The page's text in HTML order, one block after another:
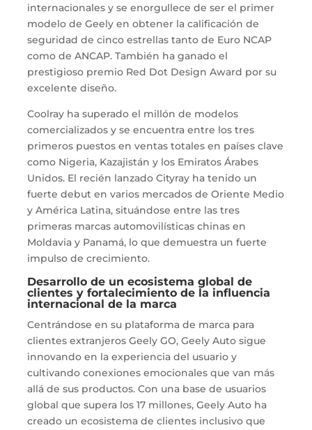
internacionales y se enorgullece de ser el primer
modelo de Geely en obtener la calificación de
seguridad de cinco estrellas tanto de Euro NCAP
como de ANCAP. También ha ganado el
prestigioso premio Red Dot Design Award por su
excelente diseño.
Coolray ha superado el millón de modelos
comercializados y se encuentra entre los tres
primeros puestos en ventas totales en países clave
como Nigeria, Kazajistán y los Emiratos Árabes
Unidos. El recién lanzado Cityray ha tenido un
fuerte debut en varios mercados de Oriente Medio
y América Latina, situándose entre las tres
primeras marcas automovilísticas chinas en
Moldavia y Panamá, lo que demuestra un fuerte
impulso de crecimiento.
Desarrollo de un ecosistema global de
clientes y fortalecimiento de la influencia
internacional de la marca
Centrándose en su plataforma de marca para
clientes extranjeros Geely GO, Geely Auto sigue
innovando en la experiencia del usuario y
cultivando conexiones emocionales que van más
allá de sus productos. Con una base de usuarios
global que supera los 17 millones, Geely Auto ha
creado un ecosistema de clientes inclusivo que